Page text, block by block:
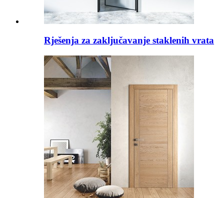
Rješenja za zaključavanje staklenih vrata